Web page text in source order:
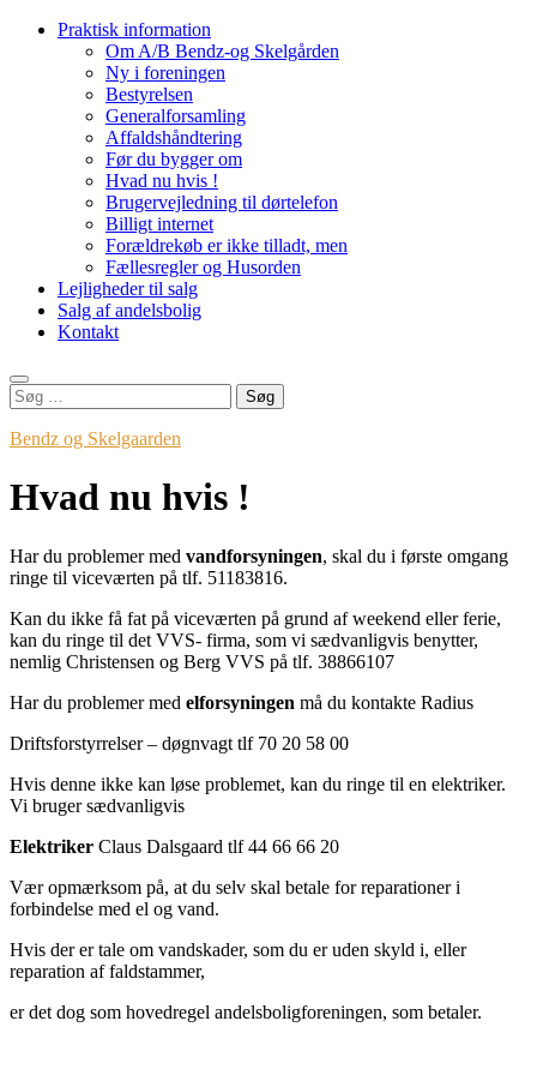
ViderePraktisk information
Om A/B Bendz-og Skelgården
Ny i foreningen
Bestyrelsen
Generalforsamling
Affaldshåndtering
Før du bygger om
Hvad nu hvis !
Brugervejledning til dørtelefon
Billigt internet
Forældrekøb er ikke tilladt, men
Fællesregler og Husorden
Lejligheder til salg
Salg af andelsbolig
Kontakt
Søg
efter:
Bendz og Skelgaarden
Hvad nu hvis !
Har du problemer med vandforsyningen, skal du i første omgang
ringe til viceværten på tlf. 51183816.
Kan du ikke få fat på viceværten på grund af weekend eller ferie,
kan du ringe til det VVS- firma, som vi sædvanligvis benytter,
nemlig Christensen og Berg VVS på tlf. 38866107
Har du problemer med elforsyningen må du kontakte Radius
Driftsforstyrrelser – døgnvagt tlf 70 20 58 00
Hvis denne ikke kan løse problemet, kan du ringe til en elektriker.
Vi bruger sædvanligvis
Elektriker Claus Dalsgaard tlf 44 66 66 20
Vær opmærksom på, at du selv skal betale for reparationer i
forbindelse med el og vand.
Hvis der er tale om vandskader, som du er uden skyld i, eller
reparation af faldstammer,
er det dog som hovedregel andelsboligforeningen, som betaler.